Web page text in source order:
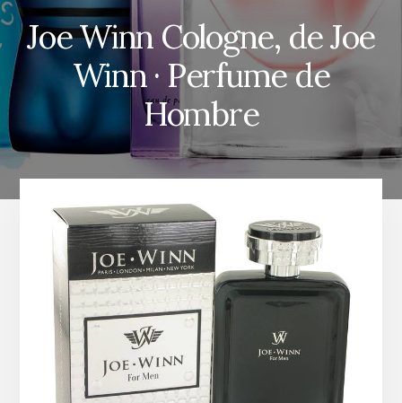
Joe Winn Cologne, de Joe
Winn · Perfume de
Hombre